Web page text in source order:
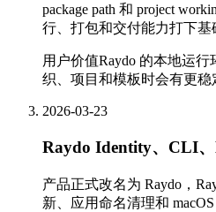
package path 和 project
行、打包和交付能力打下基
用户价值Raydo 的本地运行
织、项目和模板时会有更稳
2026-03-23
Raydo Identity、CLI、
产品正式改名为 Raydo，
新、应用命名清理和